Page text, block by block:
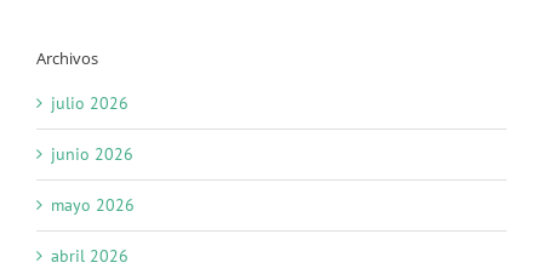
Archivos
julio 2026
junio 2026
mayo 2026
abril 2026